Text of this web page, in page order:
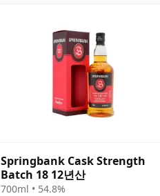
Springbank Cask Strength
Batch 18 12년산
700ml • 54.8%